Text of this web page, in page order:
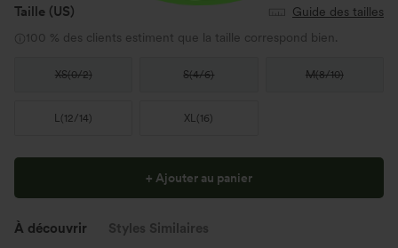
Taille (US)
Guide des tailles
100 % des clients estiment que la taille correspond bien.
XS(0/2) S(4/6) M(8/10)
L(12/14) XL(16)
+ Ajouter au panier
À découvrir Styles Similaires